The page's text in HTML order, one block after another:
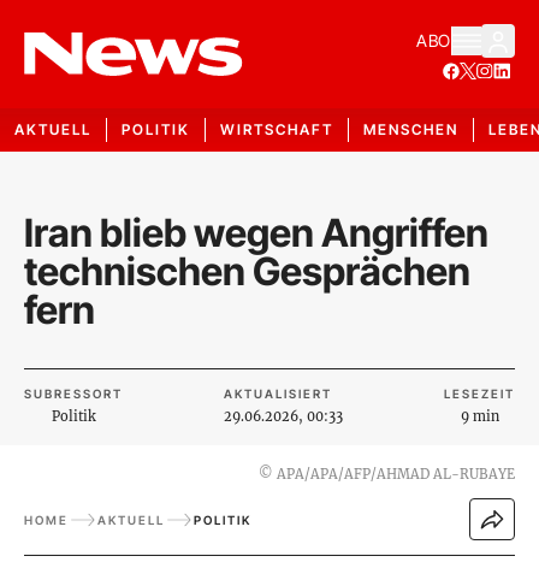
ABO
AKTUELL POLITIK WIRTSCHAFT MENSCHEN
Iran blieb wegen Angriffen
technischen Gesprächen
fern
SUBRESSORT
Politik
AKTUALISIERT
29.06.2026, 00:33
LESEZEIT
9 min
© APA/APA/AFP/AHMAD AL-RUBAYE
HOME AKTUELL POLITIK